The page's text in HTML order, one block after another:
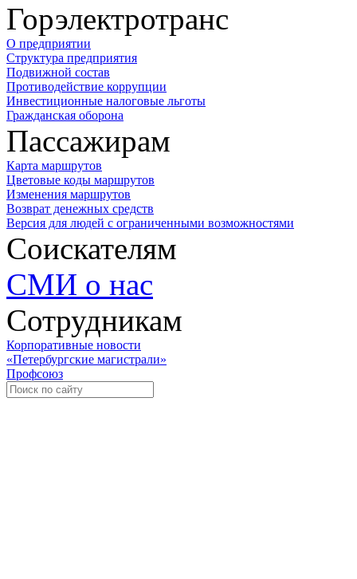
Горэлектротранс
О предприятии
Структура предприятия
Подвижной состав
Противодействие коррупции
Инвестиционные налоговые льготы
Гражданская оборона
Пассажирам
Карта маршрутов
Цветовые коды маршрутов
Изменения маршрутов
Возврат денежных средств
Версия для людей с ограниченными возможностями
Соискателям
СМИ о нас
Сотрудникам
Корпоративные новости
«Петербургские магистрали»
Профсоюз